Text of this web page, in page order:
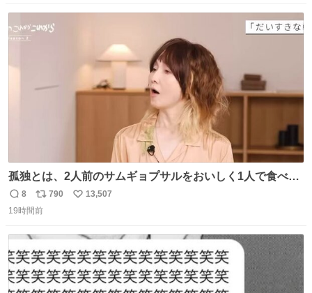
どなく、お別れです←🆕 … 60位 キングダム 魂の決戦←🆕
孤独とは、2人前のサムギョプサルをおいしく1人で食べる
ことである←好きすぎる
返
信
8
リ
ポ
数
790
い
13,507
19時間前